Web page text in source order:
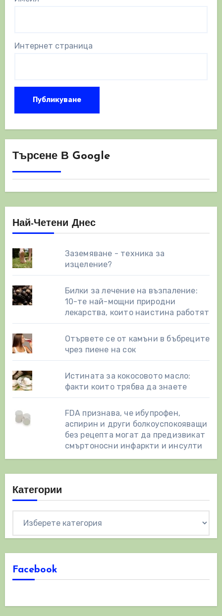
Интернет страница
Търсене В Google
Най-Четени Днес
Заземяване - техника за
изцеление?
Билки за лечение на възпаление:
10-те най-мощни природни
лекарства, които наистина работят
Отървете се от камъни в бъбреците
чрез пиене на сок
Истината за кокосовото масло:
факти които трябва да знаете
FDA признава, че ибупрофен,
аспирин и други болкоуспокояващи
без рецепта могат да предизвикат
смъртоносни инфаркти и инсулти
Категории
Facebook